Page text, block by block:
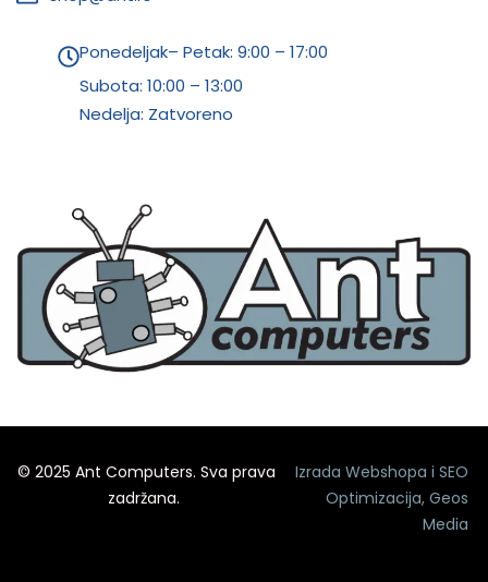
Ponedeljak– Petak: 9:00 – 17:00
Subota: 10:00 – 13:00
Nedelja: Zatvoreno
© 2025 Ant Computers. Sva prava
zadržana.
Izrada Webshopa iSEO
Optimizacija,Geos
Media